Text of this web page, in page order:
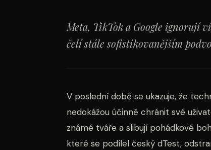
Meta, TikTok a Google ignorují
čelí stále sofistikovanějším
V poslední době se ukazuje, že
nedokážou účinně chránit své
známé tváře a slibují pohádkové
které se podílel český dTest,